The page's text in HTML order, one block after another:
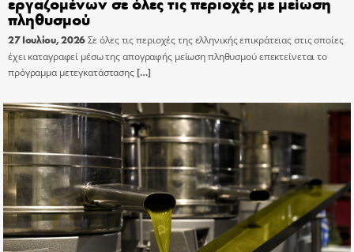
πληθυσμού
27 Ιουλίου, 2026Σε όλες τις περιοχές της ελληνικής επικράτειας στις οποίες
έχει καταγραφεί μέσω της απογραφής μείωση πληθυσμού επεκτείνεται το
πρόγραμμα μετεγκατάστασης[…]